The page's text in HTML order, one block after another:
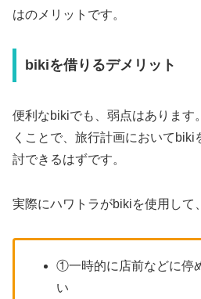
はのメリットです。
bikiを借りるデメリット
便利なbikiでも、弱点はあります
くことで、旅行計画においてbiki
討できるはずです。
実際にハワトラがbikiを使用して
①一時的に店前などに停
い